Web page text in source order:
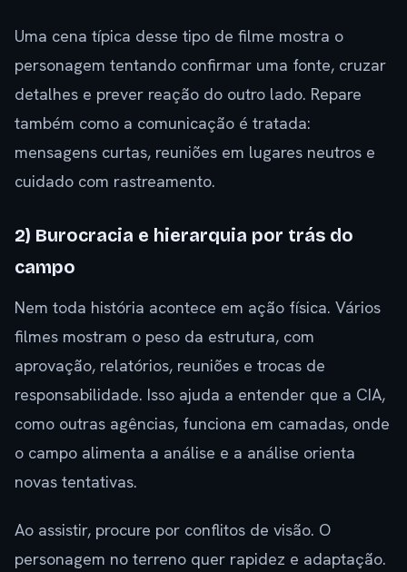
Uma cena típica desse tipo de filme mostra o
personagem tentando confirmar uma fonte, cruzar
detalhes e prever reação do outro lado. Repare
também como a comunicação é tratada:
mensagens curtas, reuniões em lugares neutros e
cuidado com rastreamento.
2) Burocracia e hierarquia por trás do
campo
Nem toda história acontece em ação física. Vários
filmes mostram o peso da estrutura, com
aprovação, relatórios, reuniões e trocas de
responsabilidade. Isso ajuda a entender que a CIA,
como outras agências, funciona em camadas, onde
o campo alimenta a análise e a análise orienta
novas tentativas.
Ao assistir, procure por conflitos de visão. O
personagem no terreno quer rapidez e adaptação.